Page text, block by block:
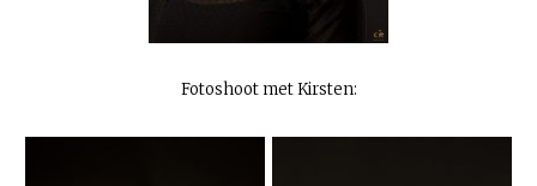
Fotoshoot met Kirsten: